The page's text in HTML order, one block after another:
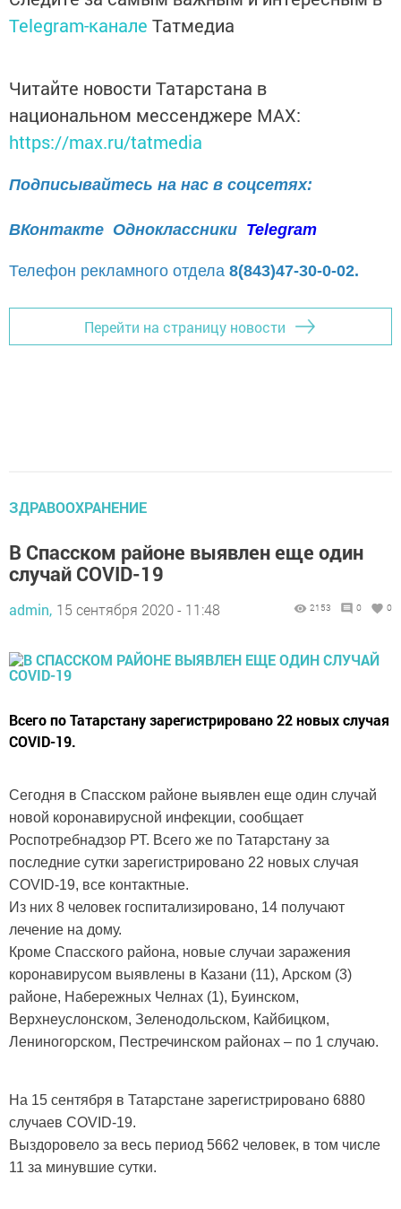
Telegram-канале Татмедиа
Читайте новости Татарстана в
национальном мессенджере MАХ:
https://max.ru/tatmedia
Подписывайтесь на нас в соцсетях:
ВКонтакте Одноклассники Telegram
Телефон рекламного отдела 8(843)47-30-0-02.
Перейти на страницу новости
ЗДРАВООХРАНЕНИЕ
В Спасском районе выявлен еще один
случай COVID-19
admin, 15 сентября 2020 - 11:48 2153 0 0
Всего по Татарстану зарегистрировано 22 новых случая
COVID-19.
Сегодня в Спасском районе выявлен еще один случай
новой коронавирусной инфекции, сообщает
Роспотребнадзор РТ. Всего же по Татарстану за
последние сутки зарегистрировано 22 новых случая
COVID-19, все контактные.
Из них 8 человек госпитализировано, 14 получают
лечение на дому.
Кроме Спасского района, новые случаи заражения
коронавирусом выявлены в Казани (11), Арском (3)
районе, Набережных Челнах (1), Буинском,
Верхнеуслонском, Зеленодольском, Кайбицком,
Лениногорском, Пестречинском районах – по 1 случаю.
На 15 сентября в Татарстане зарегистрировано 6880
случаев COVID-19.
Выздоровело за весь период 5662 человек, в том числе
11 за минувшие сутки.